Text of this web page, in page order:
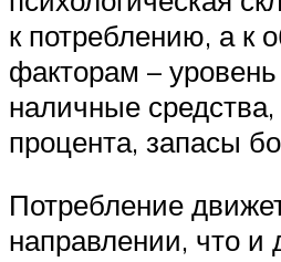
к потреблению, а к
факторам –
наличные
процента, запасы
Потребление
направлении, что и